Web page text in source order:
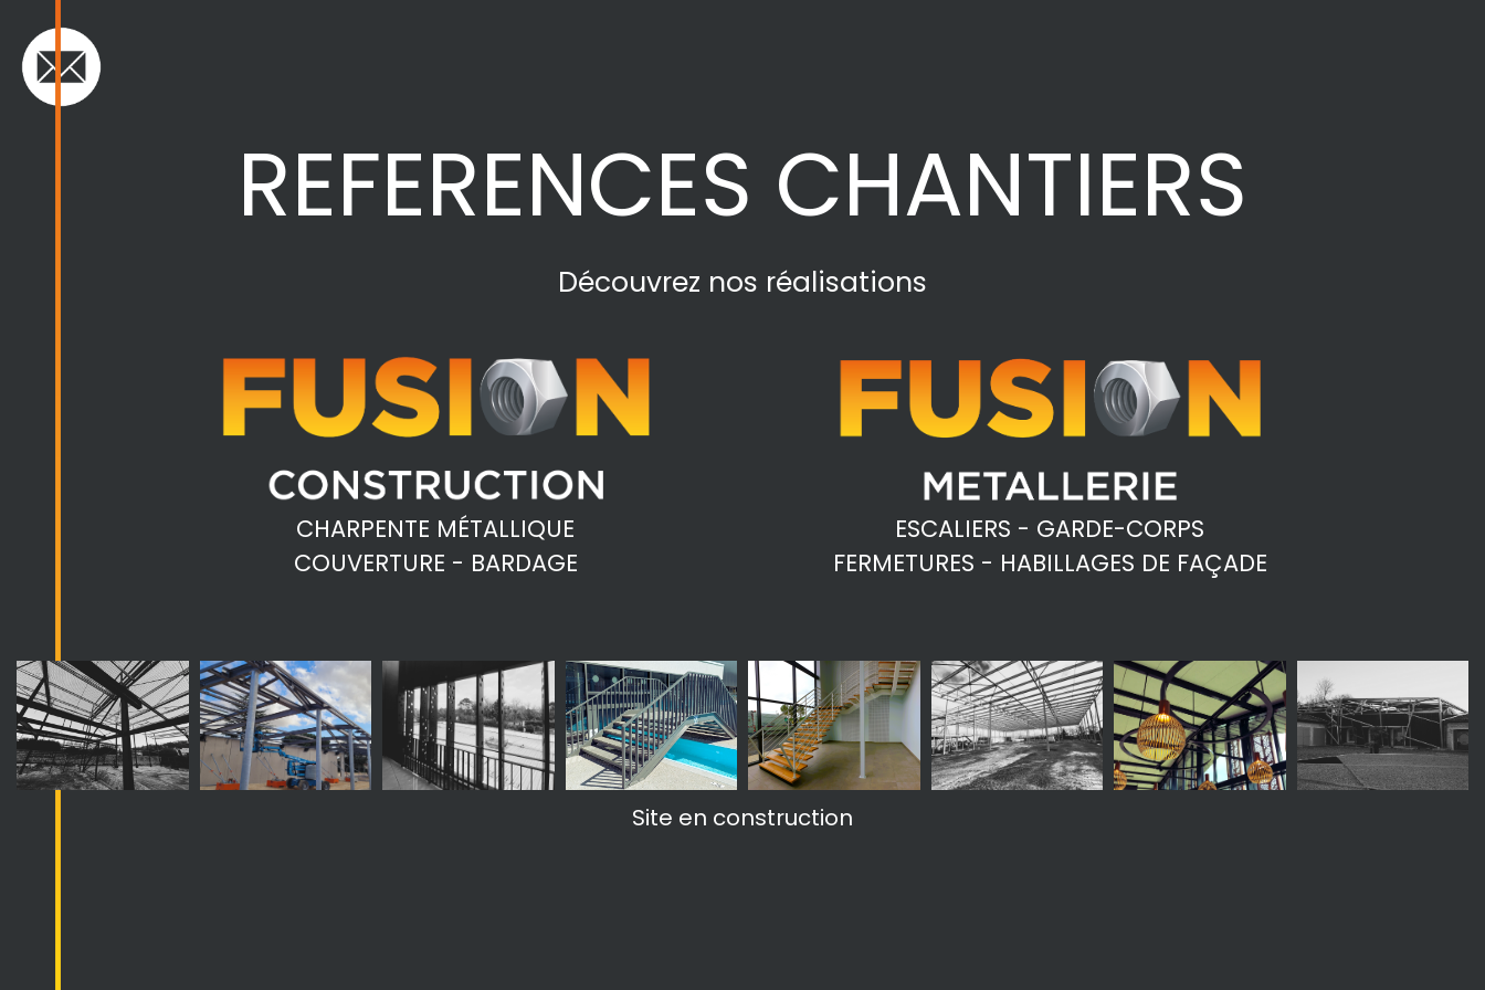
REFERENCES CHANTIERS
Découvrez nos réalisations
CHARPENTE MÉTALLIQUE
COUVERTURE - BARDAGE
ESCALIERS - GARDE-CORPS
FERMETURES - HABILLAGES DE FAÇADE
Site en construction